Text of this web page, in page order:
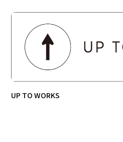
UP TO WORKS